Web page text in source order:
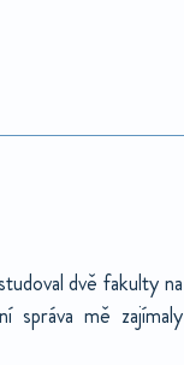
dvě fakulty na
správa mě zajímaly